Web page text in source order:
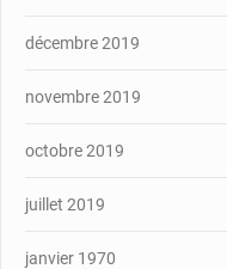
décembre 2019
novembre 2019
octobre 2019
juillet 2019
janvier 1970